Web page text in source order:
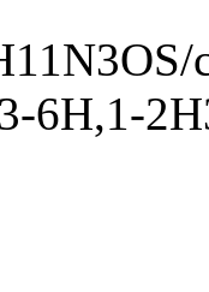
6H,1-